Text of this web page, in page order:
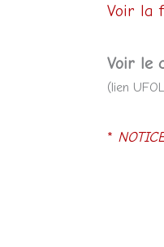
Voir la
Voir le
(lien
*